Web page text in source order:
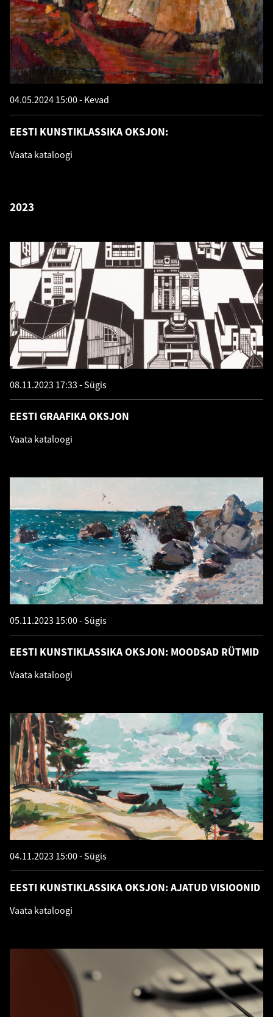
EESTI KUNSTIKLASSIKA OKSJON:
04.05.2024 15:00 Kevad
Vaata kataloogi
2023
EESTI GRAAFIKA OKSJON
08.11.2023 17:33 Sügis
Vaata kataloogi
EESTI KUNSTIKLASSIKA OKSJON: MOODSAD RÜTMID
05.11.2023 15:00 Sügis
Vaata kataloogi
EESTI KUNSTIKLASSIKA OKSJON: AJATUD VISIOONID
04.11.2023 15:00 Sügis
Vaata kataloogi